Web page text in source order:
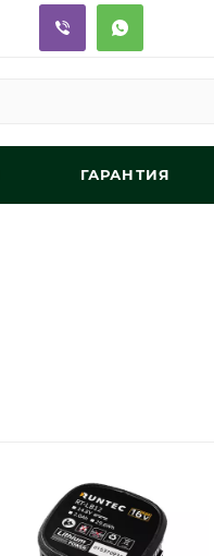
ГАРАНТИЯ